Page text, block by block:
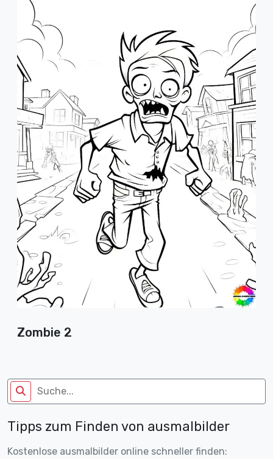
Zombie 2
Tipps zum Finden von ausmalbilder
Kostenlose ausmalbilder online schneller finden: